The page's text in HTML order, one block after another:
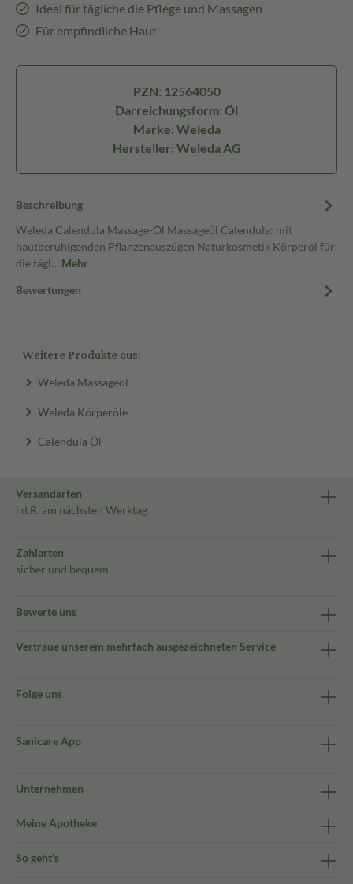
Ideal für tägliche die Pflege und Massagen
Für empfindliche Haut
PZN: 12564050
Darreichungsform: Öl
Marke: Weleda
Hersteller: Weleda AG
Beschreibung
Weleda Calendula Massage-Öl Massageöl Calendula: mit
hautberuhigenden Pflanzenauszügen Naturkosmetik Körperöl für
die tägl… Mehr
Bewertungen
Weitere Produkte aus:
Weleda Massageöl
Weleda Körperöle
Calendula Öl
Versandarten
i.d.R. am nächsten Werktag
Zahlarten
sicher und bequem
Bewerte uns
Vertraue unserem mehrfach ausgezeichneten Service
Folge uns
Sanicare App
Unternehmen
Meine Apotheke
So geht's